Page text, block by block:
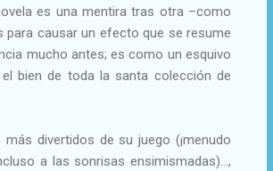
es una mentira tras otra –como
para causar un efecto que se resume
mucho antes; es como un esquivo
bien de toda la santa colección de
divertidos de su juego (¡menudo
a las sonrisas ensimismadas)…,